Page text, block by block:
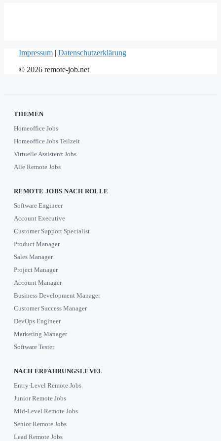
Impressum | Datenschutzerklärung
© 2026 remote-job.net
THEMEN
Homeoffice Jobs
Homeoffice Jobs Teilzeit
Virtuelle Assistenz Jobs
Alle Remote Jobs
REMOTE JOBS NACH ROLLE
Software Engineer
Account Executive
Customer Support Specialist
Product Manager
Sales Manager
Project Manager
Account Manager
Business Development Manager
Customer Success Manager
DevOps Engineer
Marketing Manager
Software Tester
NACH ERFAHRUNGSLEVEL
Entry-Level Remote Jobs
Junior Remote Jobs
Mid-Level Remote Jobs
Senior Remote Jobs
Lead Remote Jobs